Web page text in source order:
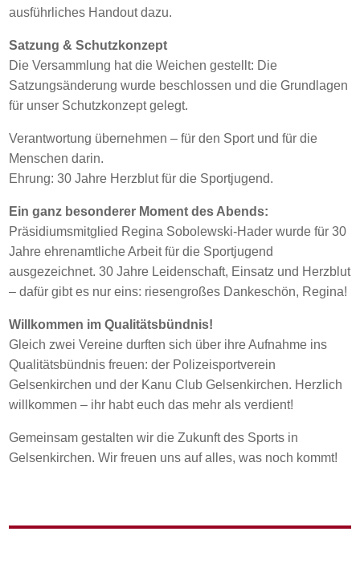
ausführliches Handout dazu.
Satzung & Schutzkonzept
Die Versammlung hat die Weichen gestellt: Die
Satzungsänderung wurde beschlossen und die Grundlagen
für unser Schutzkonzept gelegt.
Verantwortung übernehmen – für den Sport und für die
Menschen darin.
Ehrung: 30 Jahre Herzblut für die Sportjugend.
Ein ganz besonderer Moment des Abends:
Präsidiumsmitglied Regina Sobolewski-Hader wurde für 30
Jahre ehrenamtliche Arbeit für die Sportjugend
ausgezeichnet. 30 Jahre Leidenschaft, Einsatz und Herzblut
– dafür gibt es nur eins: riesengroßes Dankeschön, Regina!
Willkommen im Qualitätsbündnis!
Gleich zwei Vereine durften sich über ihre Aufnahme ins
Qualitätsbündnis freuen: der Polizeisportverein
Gelsenkirchen und der Kanu Club Gelsenkirchen. Herzlich
willkommen – ihr habt euch das mehr als verdient!
Gemeinsam gestalten wir die Zukunft des Sports in
Gelsenkirchen. Wir freuen uns auf alles, was noch kommt!